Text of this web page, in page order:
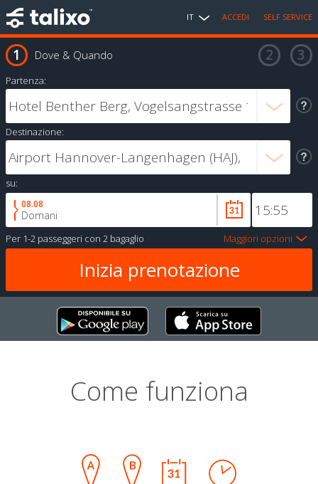
IT ACCEDI SELF SERVICE
Dove & Quando
Partenza:
Destinazione:
su:
08.08
Domani
Per 1-2 passeggeri con 2 bagaglio Maggiori opzioni
Come funziona